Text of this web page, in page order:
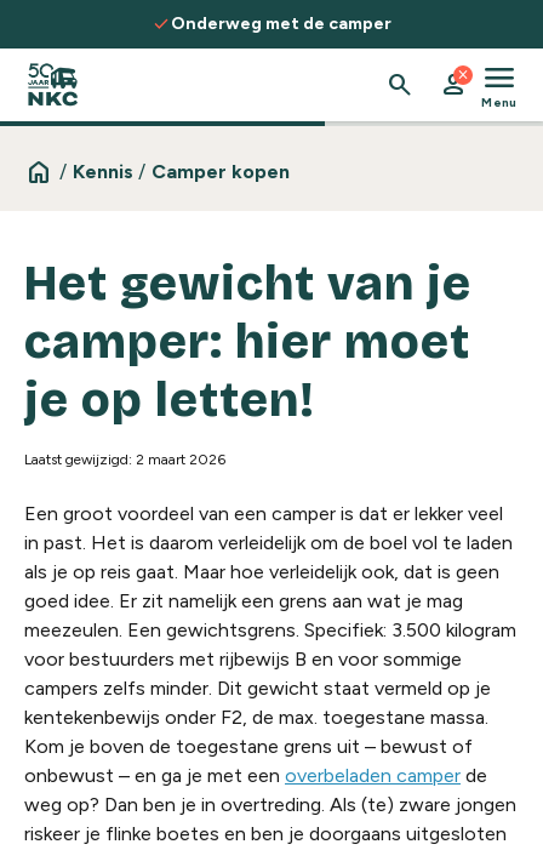
Spring naar de inhoud
met de camper
search person
close menu
Menu
home / Kennis / Camper kopen
Het gewicht van je
camper: hier moet
je op letten!
Laatst gewijzigd: 2 maart 2026
Een groot voordeel van een camper is dat er lekker veel
in past. Het is daarom verleidelijk om de boel vol te laden
als je op reis gaat. Maar hoe verleidelijk ook, dat is geen
goed idee. Er zit namelijk een grens aan wat je mag
meezeulen. Een gewichtsgrens. Specifiek: 3.500 kilogram
voor bestuurders met rijbewijs B en voor sommige
campers zelfs minder. Dit gewicht staat vermeld op je
kentekenbewijs onder F2, de max. toegestane massa.
Kom je boven de toegestane grens uit – bewust of
onbewust – en ga je met een overbeladen camper de
weg op? Dan ben je in overtreding. Als (te) zware jongen
riskeer je flinke boetes en ben je doorgaans uitgesloten